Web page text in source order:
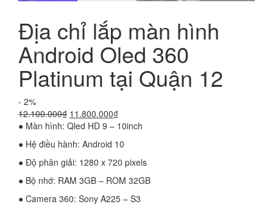
Địa chỉ lắp màn hình
Android Oled 360
Platinum tại Quận 12
- 2%
12.100.000₫ Giá
gốc
12.100.000₫.
11.800.000₫Giá
hiện
là:
11.800.000₫.
● Màn hình: Qled HD 9 – 10inch
● Hệ điều hành: Android 10
● Độ phân giải: 1280 x 720 pixels
● Bộ nhớ: RAM 3GB – ROM 32GB
● Camera 360: Sony A225 – S3